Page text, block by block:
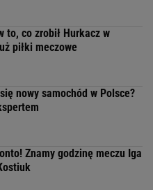
to, co zrobił Hurkacz w
piłki meczowe
nowy samochód w Polsce?
Znamy godzinę meczu Iga